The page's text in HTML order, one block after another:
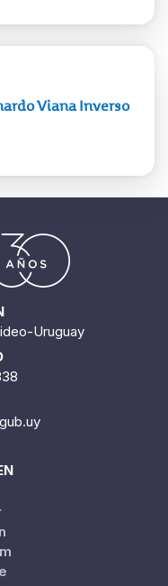
Viana Inverso
Uruguay